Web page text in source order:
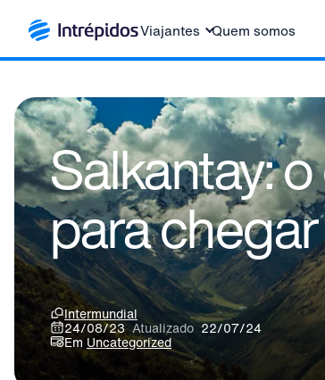
Viajantes Quem somos
Salkantay:
para
Intermundial
24/08/23 Atualizado22/07/24
Em Uncategorized